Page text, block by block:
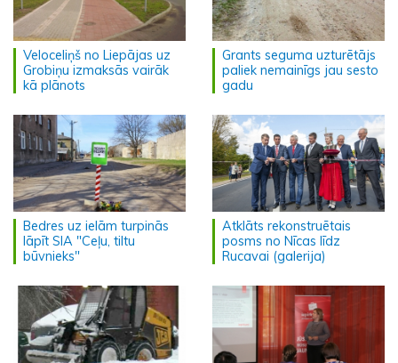
Veloceliņš no Liepājas uz
Grobiņu izmaksās vairāk
kā plānots
Grants seguma uzturētājs
paliek nemainīgs jau sesto
gadu
Bedres uz ielām turpinās
lāpīt SIA "Ceļu, tiltu
būvnieks"
Atklāts rekonstruētais
posms no Nīcas līdz
Rucavai (galerija)